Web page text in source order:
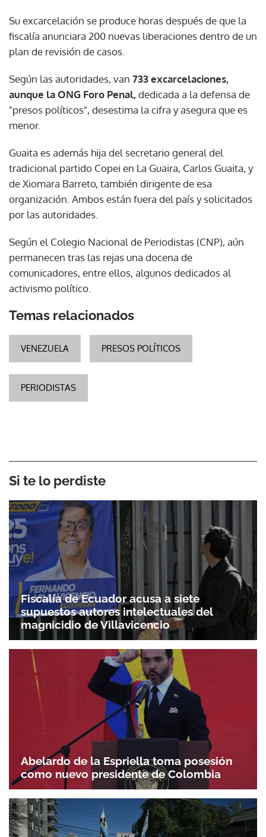
Su excarcelación se produce horas después de que la
fiscalía anunciara 200 nuevas liberaciones dentro de un
plan de revisión de casos.
Según las autoridades, van 733 excarcelaciones,
aunque la ONG Foro Penal,dedicada a la defensa de
"presos políticos", desestima la cifra y asegura que es
menor.
Guaita es además hija del secretario general del
tradicional partido Copei en La Guaira, Carlos Guaita, y
de Xiomara Barreto, también dirigente de esa
organización. Ambos están fuera del país y solicitados
por las autoridades.
Según el Colegio Nacional de Periodistas (CNP), aún
permanecen tras las rejas una docena de
comunicadores, entre ellos, algunos dedicados al
activismo político.
Temas relacionados
VENEZUELA PRESOS POLÍTICOS
PERIODISTAS
Si te lo perdiste
Fiscalía de Ecuador acusa a siete
supuestos autores intelectuales del
magnicidio de Villavicencio
Abelardo de la Espriella toma posesión
como nuevo presidente de Colombia